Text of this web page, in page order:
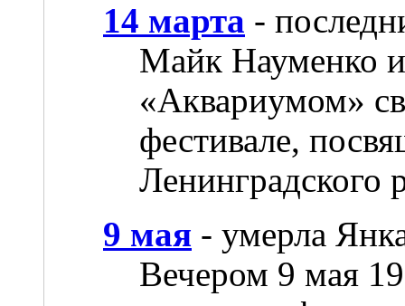
14 марта -
Майк Науменко
«Аквариумом»
фестивале,
Ленинградского
9 мая - умерла
Вечером 9 мая